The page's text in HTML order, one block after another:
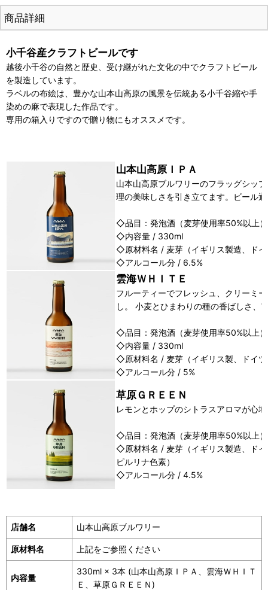
商品詳細
小千谷産クラフトビールです
越後小千谷の自然と歴史、受け継がれた文化の中でクラフトビール
を製造しています。
ラベルの布絵は、豊かな山本山高原の風景を伝統ある小千谷縮や手
染めの麻で表現した作品です。
専用の箱入りですので贈り物にもオススメです。
山本山高原ＩＰＡ
山本山高原ブルワリーのフラッグシッ
理の美味しさを引き立てます。ビール
◇品目：発泡酒（麦芽使用率50%以上）
◇内容量 / 330ml
◇原材料名 / 麦芽（イギリス製造、ド
◇アルコール分 / 6.5%
雲海ＷＨＩＴＥ
フルーティーでフレッシュ、クリーミ
し。 小麦とひまわりの種の香ばしさ、
◇品目：発泡酒（麦芽使用率50%以上）
◇内容量 / 330ml
◇原材料名 / 麦芽（イギリス製、ドイ
◇アルコール分 / 5%
草原ＧＲＥＥＮ
レモンとホップのシトラスアロマが心
◇品目：発泡酒（麦芽使用率50%以上
◇原材料名 / 麦芽（イギリス製造、ド
ピルリナ色素）
◇アルコール分 / 4.5%
店舗名 山本山高原ブルワリー
原材料名 上記をご参照ください
内容量
330ml × 3本 (山本山高原ＩＰＡ、雲海ＷＨＩＴ
Ｅ、草原ＧＲＥＥＮ)